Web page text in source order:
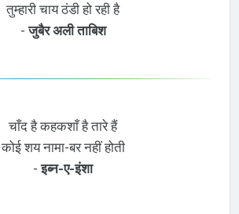
तुम्हारी चाय ठंडी हो रही है
-जुबैर अली ताबिश
चाँद है कहकशाँ है तारे हैं
कोई शय नामा-बर नहीं होती
-इब्न-ए-इंशा